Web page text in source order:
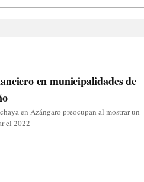
en municipalidades de
en Azángaro preocupan al mostrar un
el 2022